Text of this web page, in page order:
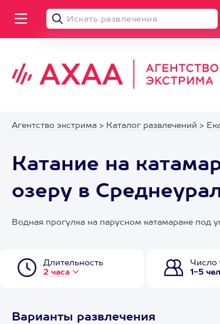
Агентство экстрима > Каталог развлечений >
Катание на
озеру в
Водная прогулка на парусном катамаране под
Длительность
2 часа
Число
1-5
Варианты развлечения